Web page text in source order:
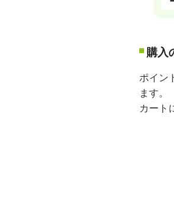
購入
ポイン
ます。
カート